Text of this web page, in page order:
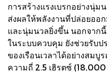
การสร้างแรงเบรกอย่างนุ่
ส่งผลให้พลังงานที่ปล่อยออ
และนุ่มนวลยิ่งขึ้น นอกจากนี้
ในระบบควบคุม ยังช่วยรับ
ของเรือนเวลาได้อย่างสม
ความถี่ 2.5 เฮิรตซ์ (18,000